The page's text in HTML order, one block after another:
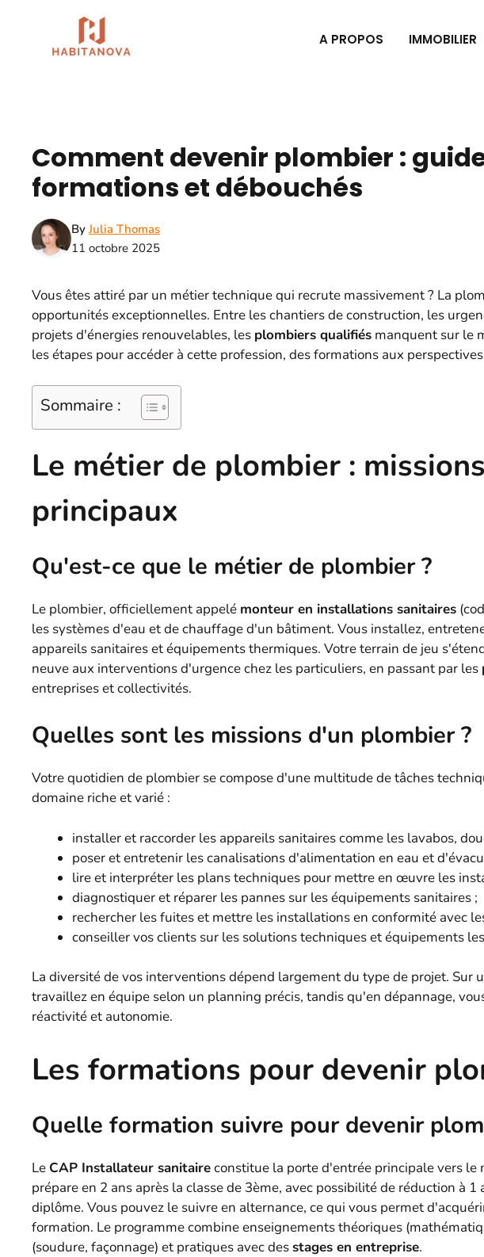
A PROPOS IMMOBILIER
Comment devenir plombier :
formations et débouchés
ByJulia Thomas
11 octobre 2025
Vous êtes attiré par un métier technique qui recrute massivement ? La
opportunités exceptionnelles. Entre les chantiers de construction, les
projets d'énergies renouvelables, les plombiers qualifiés manquent sur le
les étapes pour accéder à cette profession, des formations aux
Sommaire :
Le métier de plombier :
principaux
Qu'est-ce que le métier de plombier ?
Le plombier, officiellement appelé monteur en installations sanitaires
les systèmes d'eau et de chauffage d'un bâtiment. Vous installez,
appareils sanitaires et équipements thermiques. Votre terrain de jeu
neuve aux interventions d'urgence chez les particuliers, en passant par les
entreprises et collectivités.
Quelles sont les missions d'un plombier ?
Votre quotidien de plombier se compose d'une multitude de tâches
domaine riche et varié :
installer et raccorder les appareils sanitaires comme les lavabos,
poser et entretenir les canalisations d'alimentation en eau et
lire et interpréter les plans techniques pour mettre en œuvre les
diagnostiquer et réparer les pannes sur les équipements sanitaires ;
rechercher les fuites et mettre les installations en conformité avec
conseiller vos clients sur les solutions techniques et équipements
La diversité de vos interventions dépend largement du type de projet. Sur
travaillez en équipe selon un planning précis, tandis qu'en dépannage,
réactivité et autonomie.
Les formations pour devenir
Quelle formation suivre pour devenir
Le CAP Installateur sanitaireconstitue la porte d'entrée principale vers le
prépare en 2 ans après la classe de 3ème, avec possibilité de réduction à 1
diplôme. Vous pouvez le suivre en alternance, ce qui vous permet
formation. Le programme combine enseignements théoriques
(soudure, façonnage) et pratiques avec desstages en entreprise.